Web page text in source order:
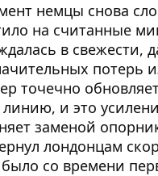
немцы снова
на считанные
в свежести,
потерь
точечно
и это
заменой
лондонцам
со времени